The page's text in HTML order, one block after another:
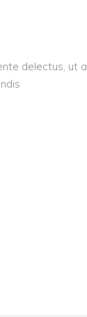
delectus, ut